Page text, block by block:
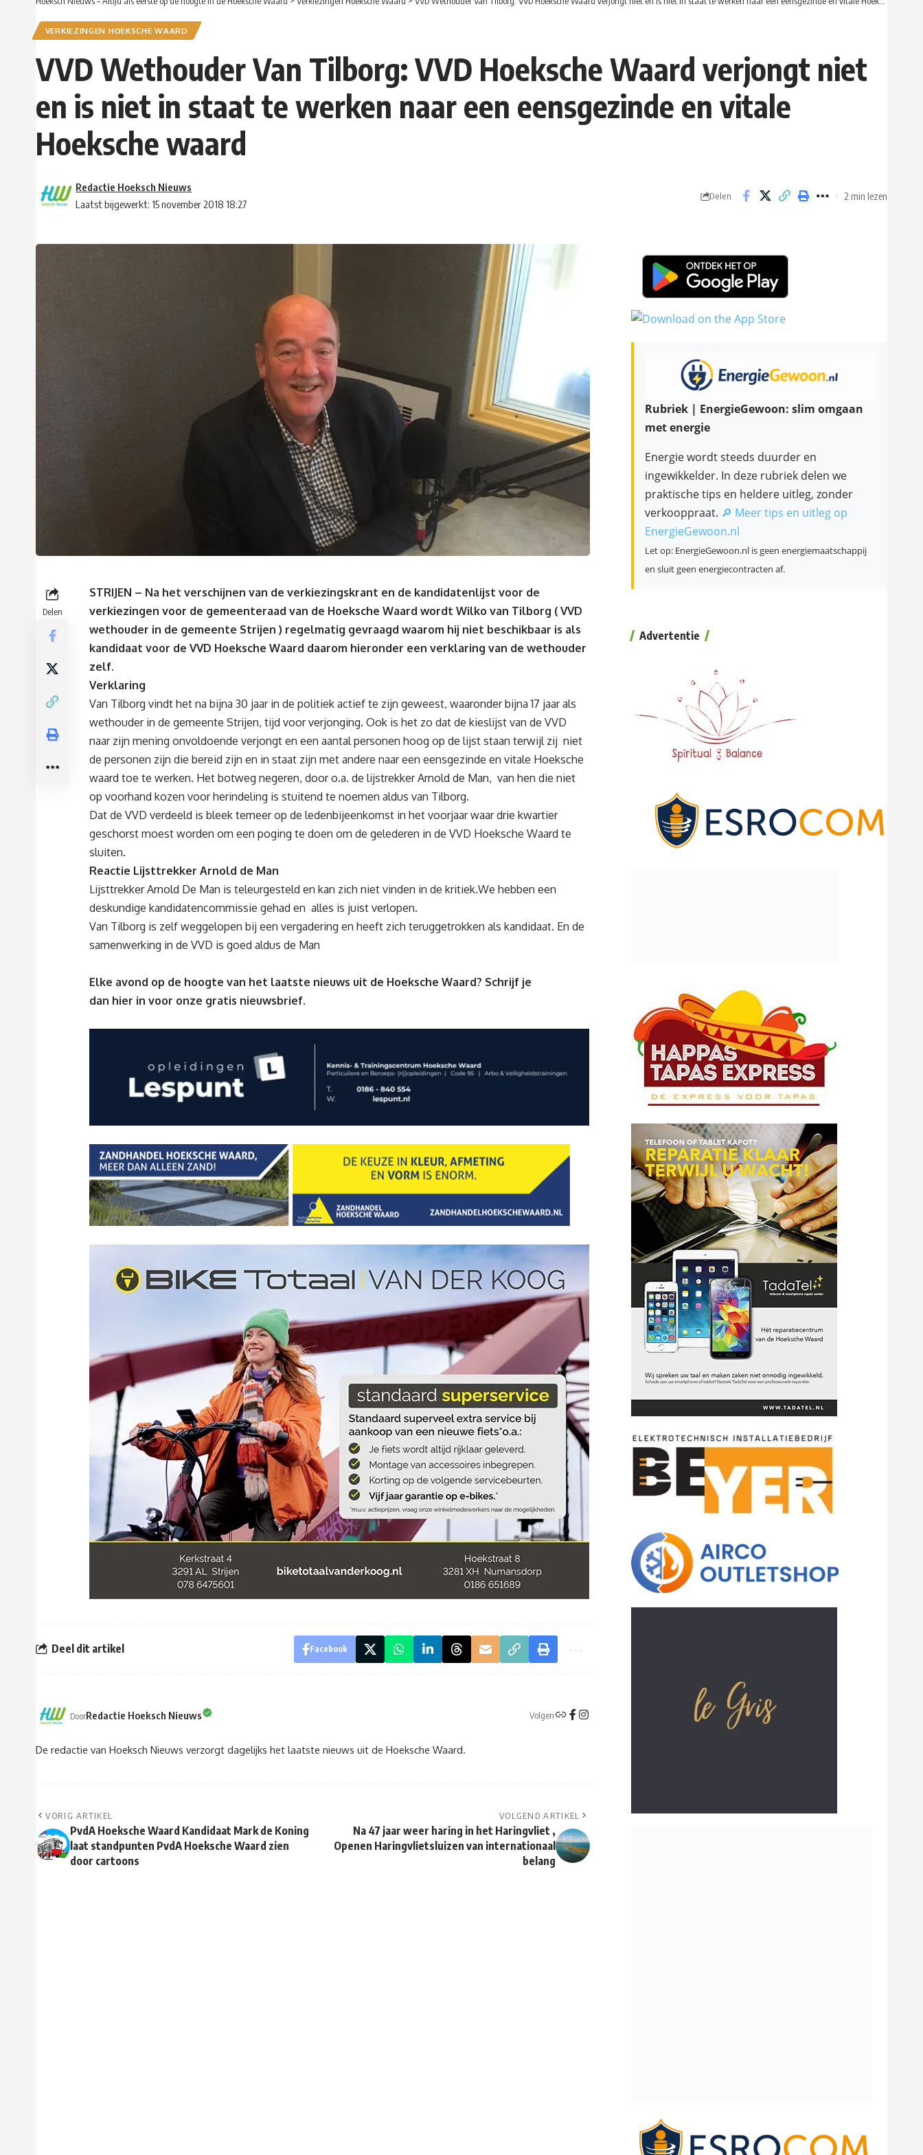
VERKIEZINGEN HOEKSCHE WAARD
VVD Wethouder Van Tilborg: VVD Hoeksche Waard verjongt niet
en is niet in staat te werken naar een eensgezinde en vitale
Hoeksche waard
Laatst bijgewerkt: 15 november 2018 18:27
Redactie Hoeksch Nieuws
Delen 2 min lezen
Delen
STRIJEN – Na het verschijnen van de verkiezingskrant en de kandidatenlijst voor de
verkiezingen voor de gemeenteraad van de Hoeksche Waard wordt Wilko van Tilborg ( VVD
wethouder in de gemeente Strijen ) regelmatig gevraagd waarom hij niet beschikbaar is als
kandidaat voor de VVD Hoeksche Waard daarom hieronder een verklaring van de wethouder
zelf.
Verklaring
Van Tilborg vindt het na bijna 30 jaar in de politiek actief te zijn geweest, waaronder bijna 17 jaar als
wethouder in de gemeente Strijen, tijd voor verjonging. Ook is het zo dat de kieslijst van de VVD
naar zijn mening onvoldoende verjongt en een aantal personen hoog op de lijst staan terwijl zij niet
de personen zijn die bereid zijn en in staat zijn met andere naar een eensgezinde en vitale Hoeksche
waard toe te werken. Het botweg negeren, door o.a. de lijstrekker Arnold de Man, van hen die niet
op voorhand kozen voor herindeling is stuitend te noemen aldus van Tilborg.
Dat de VVD verdeeld is bleek temeer op de ledenbijeenkomst in het voorjaar waar drie kwartier
geschorst moest worden om een poging te doen om de gelederen in de VVD Hoeksche Waard te
sluiten.
Reactie Lijsttrekker Arnold de Man
Lijsttrekker Arnold De Man is teleurgesteld en kan zich niet vinden in de kritiek.We hebben een
deskundige kandidatencommissie gehad en alles is juist verlopen.
Van Tilborg is zelf weggelopen bij een vergadering en heeft zich teruggetrokken als kandidaat. En de
samenwerking in de VVD is goed aldus de Man
Elke avond op de hoogte van het laatste nieuws uit de Hoeksche Waard? Schrijf je
dan hier in voor onze gratis nieuwsbrief.
Deel dit artikel Facebook
DoorRedactie Hoeksch Nieuws Volgen
De redactie van Hoeksch Nieuws verzorgt dagelijks het laatste nieuws uit de Hoeksche Waard.
VORIG ARTIKEL
PvdA Hoeksche Waard Kandidaat Mark de Koning
laat standpunten PvdA Hoeksche Waard zien
door cartoons
VOLGEND ARTIKEL
Na 47 jaar weer haring in het Haringvliet ,
Openen Haringvlietsluizen van internationaal
belang
Rubriek | EnergieGewoon: slim omgaan
met energie
Energie wordt steeds duurder en
ingewikkelder. In deze rubriek delen we
praktische tips en heldere uitleg, zonder
verkooppraat. 🔎 Meer tips en uitleg op
EnergieGewoon.nl
Let op: EnergieGewoon.nl is geen energiemaatschappij
en sluit geen energiecontracten af.
Advertentie